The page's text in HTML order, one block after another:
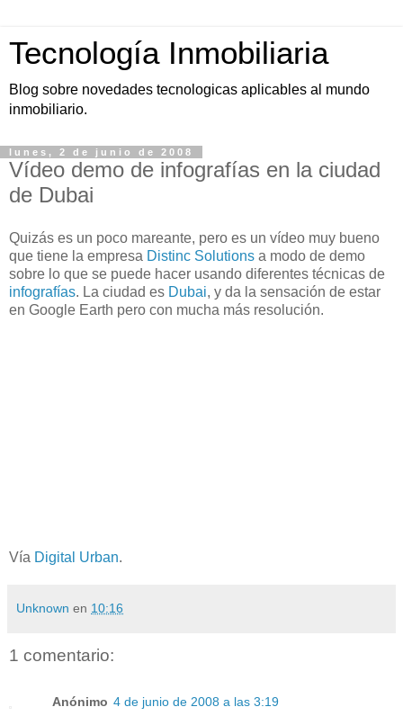
Tecnología Inmobiliaria
Blog sobre novedades tecnologicas aplicables al mundo
inmobiliario.
lunes, 2 de junio de 2008
Vídeo demo de infografías en la ciudad
de Dubai
Quizás es un poco mareante, pero es un vídeo muy bueno
que tiene la empresa Distinc Solutions a modo de demo
sobre lo que se puede hacer usando diferentes técnicas de
infografías. La ciudad es Dubai, y da la sensación de estar
en Google Earth pero con mucha más resolución.
Vía Digital Urban.
Unknown en 10:16
1 comentario:
Anónimo 4 de junio de 2008 a las 3:19